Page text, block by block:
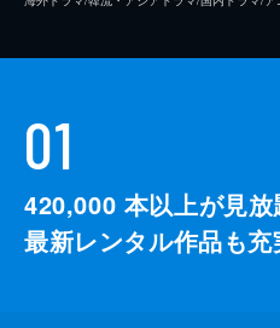
01
420,000 本以上が見放
最新レンタル作品も充